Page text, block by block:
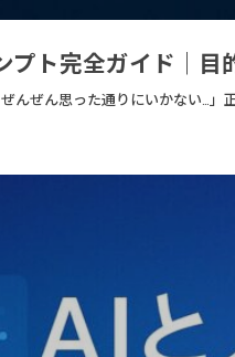
プト完全ガイド｜目
んぜん思った通りにいかない…」